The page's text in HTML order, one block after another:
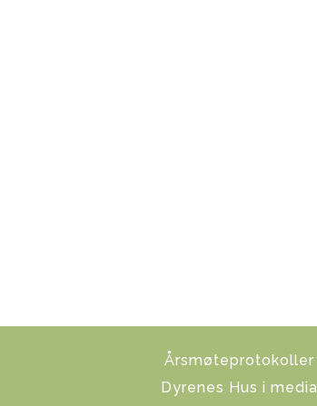
Årsmøteprotokoller
Dyrenes Hus i media